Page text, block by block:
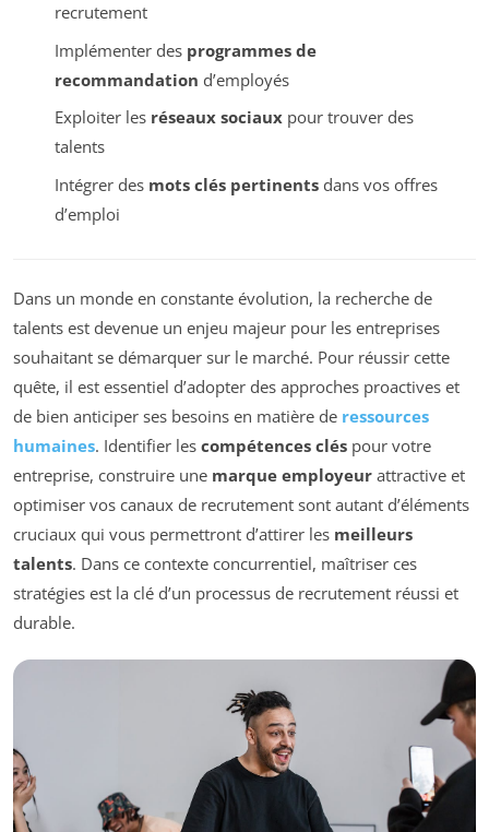
recrutement
Implémenter des programmes de
recommandation d’employés
Exploiter les réseaux sociauxpour trouver des
talents
Intégrer des mots clés pertinentsdans vos offres
d’emploi
Dans un monde en constante évolution, la recherche de
talents est devenue un enjeu majeur pour les entreprises
souhaitant se démarquer sur le marché. Pour réussir cette
quête, il est essentiel d’adopter des approches proactives et
de bien anticiper ses besoins en matière de ressources
humaines. Identifier les compétences clés pour votre
entreprise, construire une marque employeur attractive et
optimiser vos canaux de recrutement sont autant d’éléments
cruciaux qui vous permettront d’attirer les meilleurs
talents. Dans ce contexte concurrentiel, maîtriser ces
stratégies est la clé d’un processus de recrutement réussi et
durable.